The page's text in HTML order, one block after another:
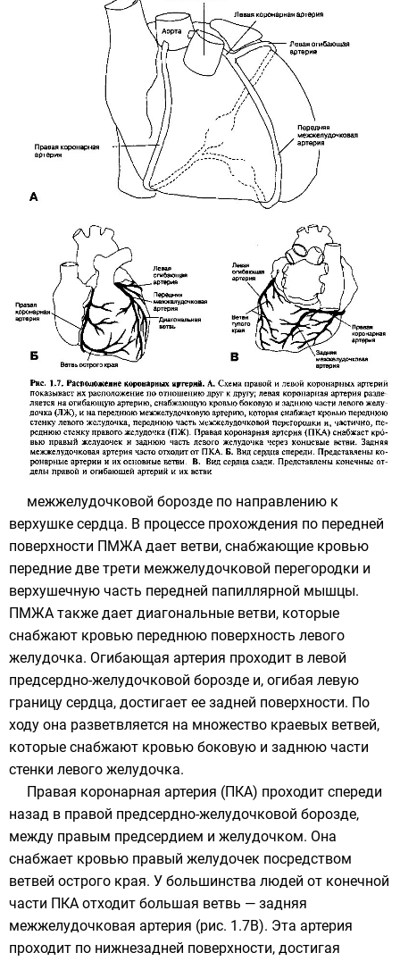
межжелудочковой борозде по направлению к
верхушке сердца. В процессе прохождения по передней
поверхности ПМЖА дает ветви, снабжающие кровью
передние две трети межжелудочковой перегородки и
верхушечную часть передней папиллярной мышцы.
ПМЖА также дает диагональные ветви, которые
снабжают кровью переднюю поверхность левого
желудочка. Огибающая артерия проходит в левой
предсердно-желудочковой борозде и, огибая левую
границу сердца, достигает ее задней поверхности. По
ходу она разветвляется на множество краевых ветвей,
которые снабжают кровью боковую и заднюю части
стенки левого желудочка.
Правая коронарная артерия (ПКА) проходит спереди
назад в правой предсердно-желудочковой борозде,
между правым предсердием и желудочком. Она
снабжает кровью правый желудочек посредством
ветвей острого края. У большинства людей от конечной
части ПКА отходит большая ветвь — задняя
межжелудочковая артерия (рис. 1.7В). Эта артерия
проходит по нижнезадней поверхности, достигая